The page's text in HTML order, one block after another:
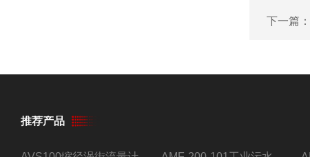
下一篇：
推荐产品